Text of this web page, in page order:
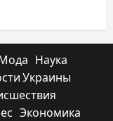
Наука
Украины
Экономика